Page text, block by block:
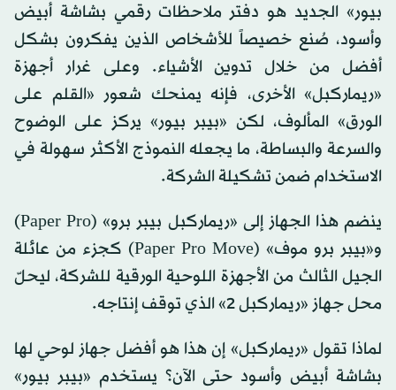
بيور» الجديد هو دفتر ملاحظات رقمي بشاشة أبيض
وأسود، صُنع خصيصاً للأشخاص الذين يفكرون بشكل
أفضل من خلال تدوين الأشياء. وعلى غرار أجهزة
«ريماركبل» الأخرى، فإنه يمنحك شعور «القلم على
الورق» المألوف، لكن «بيبر بيور» يركز على الوضوح
والسرعة والبساطة، ما يجعله النموذج الأكثر سهولة في
الاستخدام ضمن تشكيلة الشركة.
ينضم هذا الجهاز إلى «ريماركبل بيبر برو» (Paper Pro)
و«بيبر برو موف» (Paper Pro Move) كجزء من عائلة
الجيل الثالث من الأجهزة اللوحية الورقية للشركة، ليحلّ
محل جهاز «ريماركبل 2» الذي توقف إنتاجه.
لماذا تقول «ريماركبل» إن هذا هو أفضل جهاز لوحي لها
بشاشة أبيض وأسود حتى الآن؟ يستخدم «بيبر بيور»